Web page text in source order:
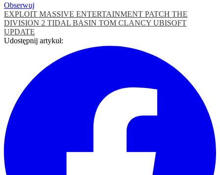
Obserwuj
EXPLOIT MASSIVE ENTERTAINMENT PATCH THE
DIVISION 2 TIDAL BASIN TOM CLANCY UBISOFT
UPDATE
Udostępnij artykuł: